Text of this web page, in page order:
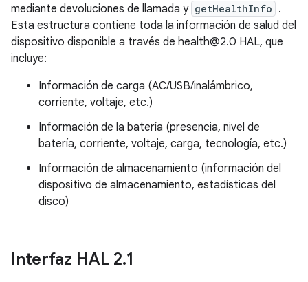
mediante devoluciones de llamada y getHealthInfo .
Esta estructura contiene toda la información de salud del
dispositivo disponible a través de health@2.0 HAL, que
incluye:
Información de carga (AC/USB/inalámbrico,
corriente, voltaje, etc.)
Información de la batería (presencia, nivel de
batería, corriente, voltaje, carga, tecnología, etc.)
Información de almacenamiento (información del
dispositivo de almacenamiento, estadísticas del
disco)
Interfaz HAL 2.1